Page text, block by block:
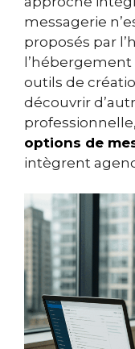
messagerie
proposés par
l’hébergement
outils de
découvrir
options de
intègrent